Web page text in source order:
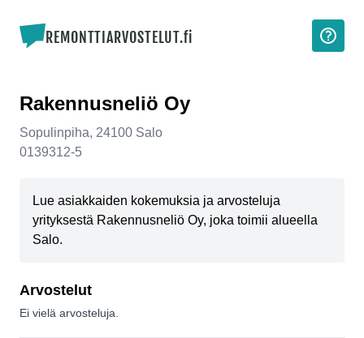
REMONTTIARVOSTELUT.fi
Rakennusneliö Oy
Sopulinpiha, 24100 Salo
0139312-5
Lue asiakkaiden kokemuksia ja arvosteluja
yrityksestä Rakennusneliö Oy, joka toimii alueella
Salo.
Arvostelut
Ei vielä arvosteluja.